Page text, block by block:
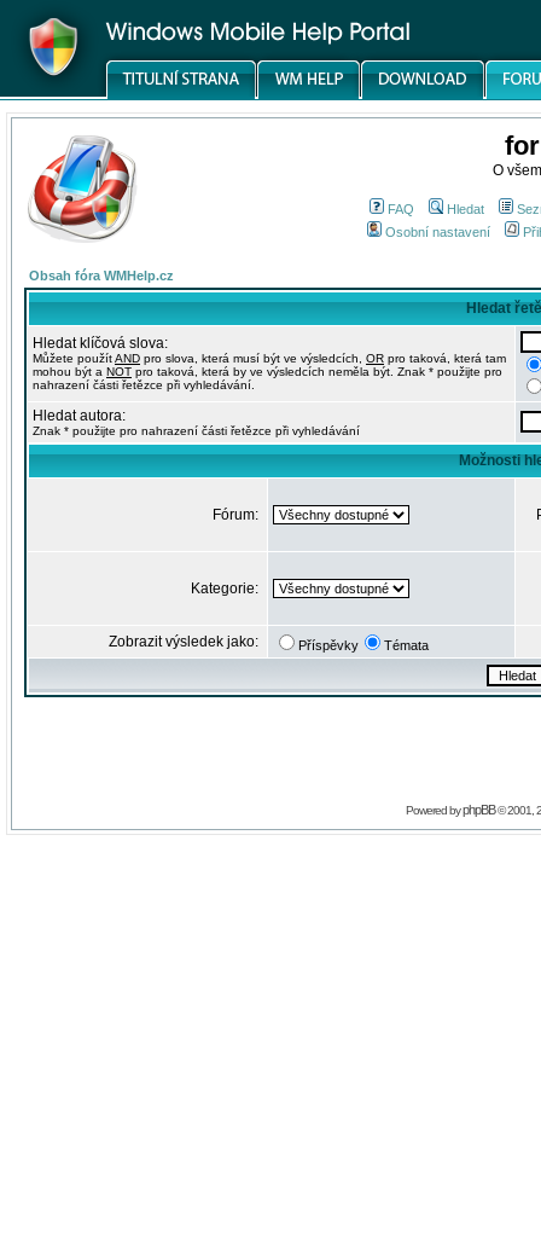
O
FAQ Hledat
Osobní nastavení
Obsah fóra WMHelp.cz
Hledat
Hledat klíčová slova:
Můžete použítAND pro slova, která musí být ve výsledcích, OR pro taková, která tam
mohou být a NOT pro taková, která by ve výsledcích neměla být. Znak * použijte pro
nahrazení části řetězce při vyhledávání.
Hledat autora:
Znak * použijte pro nahrazení části řetězce při vyhledávání
Možnosti
Fórum:
Kategorie:
Zobrazit výsledek jako: Příspěvky Témata
Powered byphpBB© 2001,